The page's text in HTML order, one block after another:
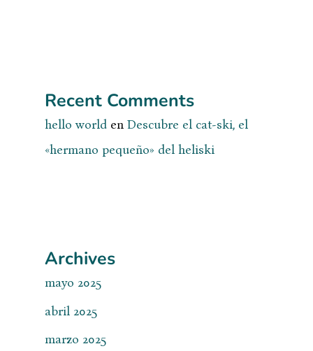
Recent Comments
hello worlden Descubre el cat-ski, el
«hermano pequeño» del heliski
Archives
mayo 2025
abril 2025
marzo 2025